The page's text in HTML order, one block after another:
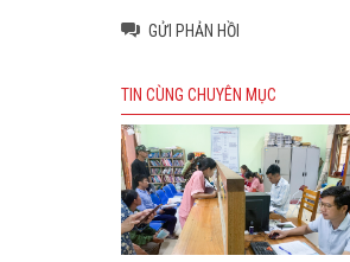
GỬI PHẢN HỒI
TIN CÙNG CHUYÊN MỤC